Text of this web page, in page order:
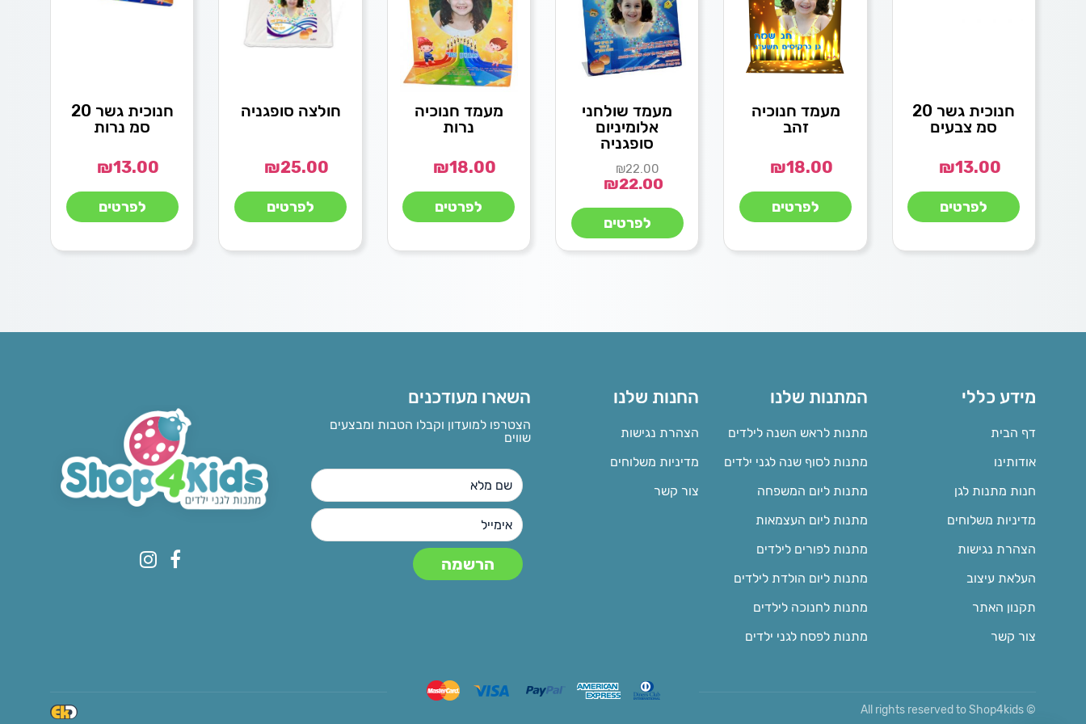
חנוכית גשר 20
סמ צבעים
₪13.00
לפרטים
מעמד חנוכיה
זהב
₪18.00
לפרטים
מעמד שולחני
אלומיניום
סופגניה
₪22.00
₪22.00
לפרטים
מעמד חנוכיה
נרות
₪18.00
לפרטים
חולצה סופגניה
₪25.00
לפרטים
חנוכית גשר 20
סמ נרות
₪13.00
לפרטים
מידע כללי
דף הבית
אודותינו
חנות מתנות לגן
מדיניות משלוחים
הצהרת נגישות
העלאת עיצוב
תקנון האתר
צור קשר
המתנות שלנו
מתנות לראש השנה לילדים
מתנות לסוף שנה לגני ילדים
מתנות ליום המשפחה
מתנות ליום העצמאות
מתנות לפורים לילדים
מתנות ליום הולדת לילדים
מתנות לחנוכה לילדים
מתנות לפסח לגני ילדים
החנות שלנו
הצהרת נגישות
מדיניות משלוחים
צור קשר
השארו מעודכנים
הצטרפו למועדון וקבלו הטבות ומבצעים
שווים
© All rights reserved to Shop4kids